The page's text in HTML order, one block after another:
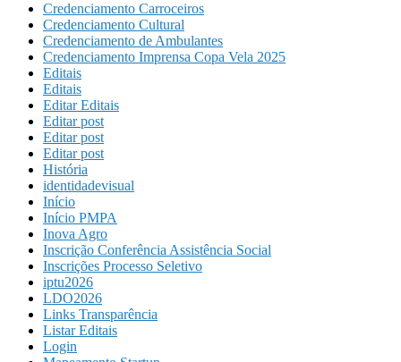
Credenciamento Carroceiros
Credenciamento Cultural
Credenciamento de Ambulantes
Credenciamento Imprensa Copa Vela 2025
Editais
Editais
Editar Editais
Editar post
Editar post
Editar post
História
identidadevisual
Início
Início PMPA
Inova Agro
Inscrição Conferência Assistência Social
Inscrições Processo Seletivo
iptu2026
LDO2026
Links Transparência
Listar Editais
Login